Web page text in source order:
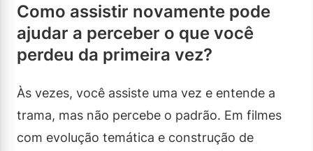
Como assistir novamente pode
ajudar a perceber o que você
perdeu da primeira vez?
Às vezes, você assiste uma vez e entende a
trama, mas não percebe o padrão. Em filmes
com evolução temática e construção de